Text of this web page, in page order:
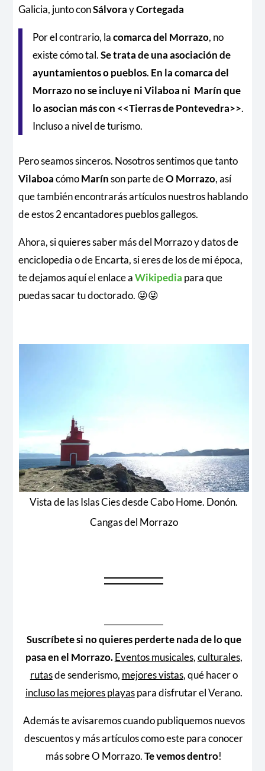
Galicia, junto conSálvorayCortegada
Por el contrario, lacomarca del Morrazo, no
existe cómo tal.Se trata de una asociación de
ayuntamientos o pueblos. En la comarca del
Morrazo no se incluye ni Vilaboa ni Marín que
lo asocian más con <<Tierras de Pontevedra>>.
Incluso a nivel de turismo.
Pero seamos sinceros. Nosotros sentimos que tanto
VilaboacómoMarínson parte deO Morrazo, así
que también encontrarás artículos nuestros hablando
de estos 2 encantadores pueblos gallegos.
Ahora, si quieres saber más del Morrazo y datos de
enciclopedia o de Encarta, si eres de los de mi época,
te dejamos aquí el enlace aWikipedia para que
puedas sacar tu doctorado. 😜😜
Vista de las Islas Cies desde Cabo Home. Donón.
Cangas del Morrazo
Suscríbete si no quieres perderte nada de lo que
pasa en el Morrazo. Eventos musicales,culturales,
rutasde senderismo, mejores vistas, qué hacer o
incluso las mejores playaspara disfrutar el Verano.
Además te avisaremos cuando publiquemos nuevos
descuentos y más artículos como este para conocer
más sobre O Morrazo.Te vemos dentro!